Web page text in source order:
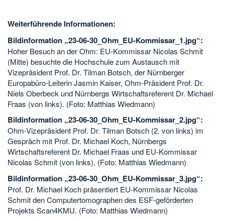
Weiterführende Informationen:
Bildinformation „23-06-30_Ohm_EU-Kommissar_1.jpg“:
Hoher Besuch an der Ohm: EU-Kommissar Nicolas Schmit
(Mitte) besuchte die Hochschule zum Austausch mit
Vizepräsident Prof. Dr. Tilman Botsch, der Nürnberger
Europabüro-Leiterin Jasmin Kaiser, Ohm-Präsident Prof. Dr.
Niels Oberbeck und Nürnbergs Wirtschaftsreferent Dr. Michael
Fraas (von links). (Foto: Matthias Wiedmann)
Bildinformation „23-06-30_Ohm_EU-Kommissar_2.jpg“:
Ohm-Vizepräsident Prof. Dr. Tilman Botsch (2. von links) im
Gespräch mit Prof. Dr. Michael Koch, Nürnbergs
Wirtschaftsreferent Dr. Michael Fraas und EU-Kommissar
Nicolas Schmit (von links). (Foto: Matthias Wiedmann)
Bildinformation „23-06-30_Ohm_EU-Kommissar_3.jpg“:
Prof. Dr. Michael Koch präsentiert EU-Kommissar Nicolas
Schmit den Computertomographen des ESF-geförderten
Projekts Scan4KMU. (Foto: Matthias Wiedmann)